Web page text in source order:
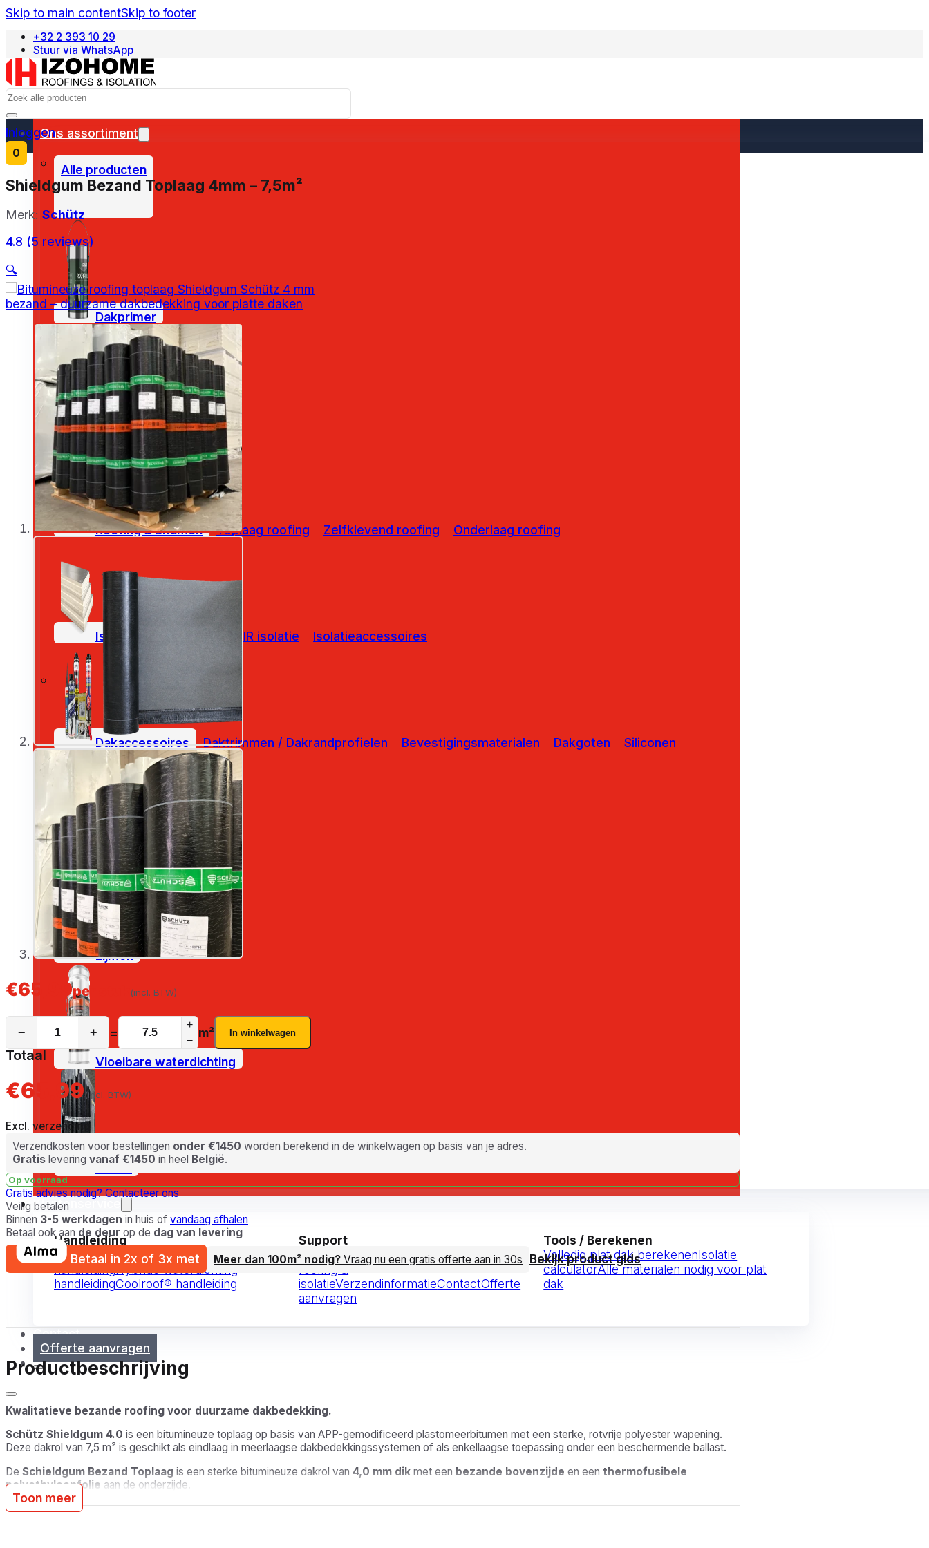
Skip to main contentSkip to footer
+32 2 393 10 29
Stuur via WhatsApp
Français
Search
Inloggen
0
Ons assortiment
Alle producten
Dakprimer
Plat dak pakketten
Roofing & Bitumen Toplaag roofing Zelfklevend roofing Onderlaag roofing
Isolatie PIR isolatie Isolatieaccessoires
Dakaccessoires Daktrimmen / Dakrandprofielen Bevestigingsmaterialen Dakgoten Siliconen
Coatings
Lijmen
Vloeibare waterdichting
Klantenservice
Handleiding
Alle handleidingenVloeibare waterdichting
Hybride waterdichting
handleidingCoolroof® handleiding
Support
Veelgestelde vragen (FAQ)Artikels over
roofing &
isolatieVerzendinformatieContactOfferte
aanvragen
Tools / Berekenen
Volledig plat dak berekenenIsolatie
calculatorAlle materialen nodig voor plat
dak
Contact
Offerte aanvragen
Shieldgum Bezand Toplaag 4mm – 7,5m²
Merk: Schütz
4.8 (5 reviews)
🔍
€65,99per stuk (incl. BTW)
− + =
+
−
m² In winkelwagen
Totaal
€65,99(incl. BTW)
Excl. verzending
Verzendkosten voor bestellingen onder €1450 worden berekend in de winkelwagen op basis van je adres.
Gratis levering vanaf €1450 in heel België.
Op voorraad
Gratis advies nodig?Contacteer ons
Veilig betalen
Binnen 3-5 werkdagen in huis of vandaag afhalen
Betaal ook aan de deur op de dag van levering
Betaal in 2x of 3x met Meer dan 100m² nodig? Vraag nu een gratis offerte aan in 30s Bekijk product gids
Productbeschrijving
Kwalitatieve bezande roofing voor duurzame dakbedekking.
Schütz Shieldgum 4.0 is een bitumineuze toplaag op basis van APP-gemodificeerd plastomeerbitumen met een sterke, rotvrije polyester wapening.
Deze dakrol van 7,5 m² is geschikt als eindlaag in meerlaagse dakbedekkingssystemen of als enkellaagse toepassing onder een beschermende ballast.
De Schieldgum Bezand Toplaag is een sterke bitumineuze dakrol van 4,0 mm dik met een bezande bovenzijde en een thermofusibele
polyethyleenfolie aan de onderzijde.
Elke rol meet7,5 x 1 meter (7,5 m²)
Flexibel tot-10°C
Toon meer